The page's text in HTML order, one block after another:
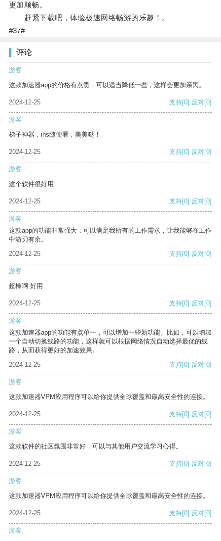
更加顺畅。
赶紧下载吧，体验极速网络畅游的乐趣！。
#37#
评论
游客
这款加速器app的价格有点贵，可以适当降低一些，这样会更加亲民。
2024-12-25 支持[0] 反对[0]
游客
梯子神器，ins随便看，美美哒！
2024-12-25 支持[0] 反对[0]
游客
这个软件很好用
2024-12-25 支持[0] 反对[0]
游客
这款app的功能非常强大，可以满足我所有的工作需求，让我能够在工作
中游刃有余。
2024-12-25
支持[0] 反对[0]
游客
超棒啊 好用
2024-12-25 支持[0] 反对[0]
游客
这款加速器app的功能有点单一，可以增加一些新功能。比如，可以增加
一个自动切换线路的功能，这样就可以根据网络情况自动选择最优的线
路，从而获得更好的加速效果。
2024-12-25
支持[0] 反对[0]
游客
这款加速器VPM应用程序可以给你提供全球覆盖和最高安全性的连接。
2024-12-25 支持[0] 反对[0]
游客
这款软件的社区氛围非常好，可以与其他用户交流学习心得。
2024-12-25 支持[0] 反对[0]
游客
这款加速器VPM应用程序可以给你提供全球覆盖和最高安全性的连接。
2024-12-25 支持[0] 反对[0]
游客